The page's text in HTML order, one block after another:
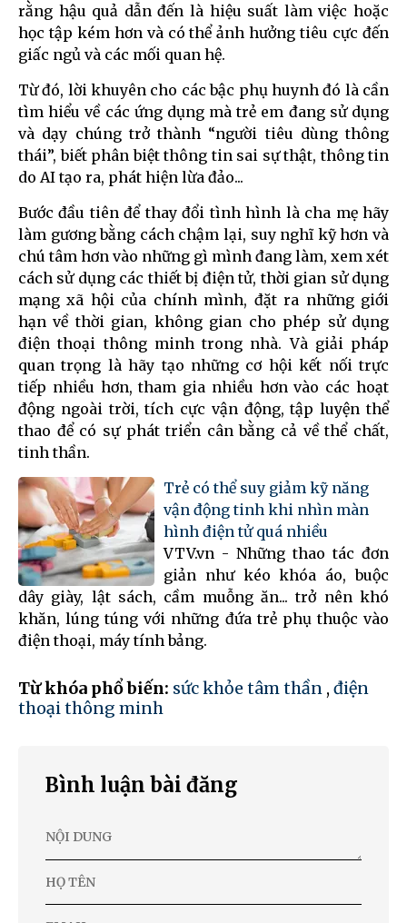
rằng hậu quả dẫn đến là hiệu suất làm việc hoặc
học tập kém hơn và có thể ảnh hưởng tiêu cực đến
giấc ngủ và các mối quan hệ.
Từ đó, lời khuyên cho các bậc phụ huynh đó là cần
tìm hiểu về các ứng dụng mà trẻ em đang sử dụng
và dạy chúng trở thành “người tiêu dùng thông
thái”, biết phân biệt thông tin sai sự thật, thông tin
do AI tạo ra, phát hiện lừa đảo...
Bước đầu tiên để thay đổi tình hình là cha mẹ hãy
làm gương bằng cách chậm lại, suy nghĩ kỹ hơn và
chú tâm hơn vào những gì mình đang làm, xem xét
cách sử dụng các thiết bị điện tử, thời gian sử dụng
mạng xã hội của chính mình, đặt ra những giới
hạn về thời gian, không gian cho phép sử dụng
điện thoại thông minh trong nhà. Và giải pháp
quan trọng là hãy tạo những cơ hội kết nối trực
tiếp nhiều hơn, tham gia nhiều hơn vào các hoạt
động ngoài trời, tích cực vận động, tập luyện thể
thao để có sự phát triển cân bằng cả về thể chất,
tinh thần.
Trẻ có thể suy giảm kỹ năng
vận động tinh khi nhìn màn
hình điện tử quá nhiều
VTV.vn - Những thao tác đơn
giản như kéo khóa áo, buộc
dây giày, lật sách, cầm muỗng ăn... trở nên khó
khăn, lúng túng với những đứa trẻ phụ thuộc vào
điện thoại, máy tính bảng.
Từ khóa phổ biến: sức khỏe tâm thần , điện
thoại thông minh
Bình luận bài đăng